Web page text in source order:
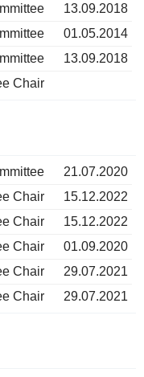
13.09.2018
01.05.2014
13.09.2018
Chair
21.07.2020
Chair
15.12.2022
Chair
15.12.2022
Chair
01.09.2020
Chair
29.07.2021
Chair
29.07.2021